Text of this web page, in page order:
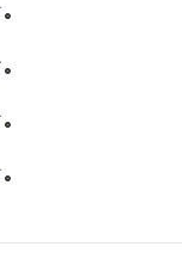
0
0
0
0